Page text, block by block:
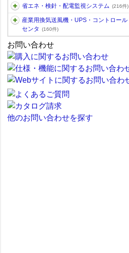
省エネ・検針・配電監視システム (216件)
産業用換気送風機・UPS・コントロール
センタ
(160件)
お問い合わせ
他のお問い合わせを探す